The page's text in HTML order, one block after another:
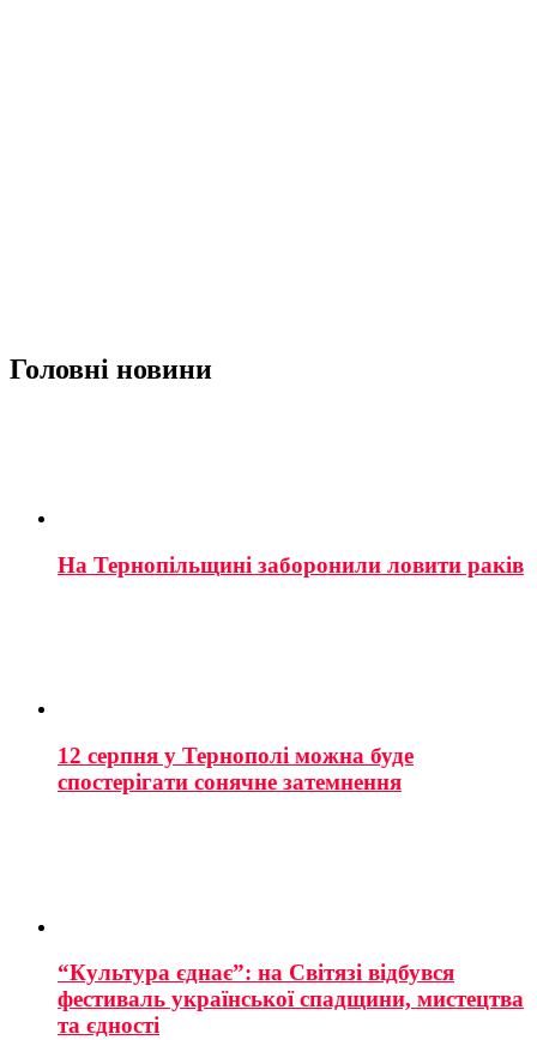
Головні новини
На Тернопільщині заборонили ловити раків
12 серпня у Тернополі можна буде
спостерігати сонячне затемнення
“Культура єднає”: на Світязі відбувся
фестиваль української спадщини, мистецтва
та єдності